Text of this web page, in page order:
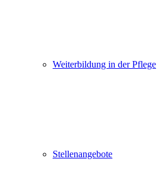
Weiterbildung in der Pflege
Stellenangebote